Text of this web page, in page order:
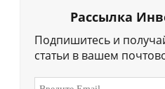
Рассылка
Подпишитесь и
статьи в вашем